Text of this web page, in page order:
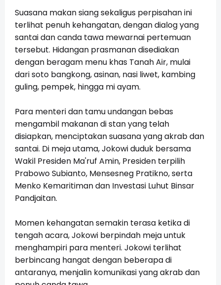
Suasana makan siang sekaligus perpisahan ini
terlihat penuh kehangatan, dengan dialog yang
santai dan canda tawa mewarnai pertemuan
tersebut. Hidangan prasmanan disediakan
dengan beragam menu khas Tanah Air, mulai
dari soto bangkong, asinan, nasi liwet, kambing
guling, pempek, hingga mi ayam.
Para menteri dan tamu undangan bebas
mengambil makanan di stan yang telah
disiapkan, menciptakan suasana yang akrab dan
santai. Di meja utama, Jokowi duduk bersama
Wakil Presiden Ma'ruf Amin, Presiden terpilih
Prabowo Subianto, Mensesneg Pratikno, serta
Menko Kemaritiman dan Investasi Luhut Binsar
Pandjaitan.
Momen kehangatan semakin terasa ketika di
tengah acara, Jokowi berpindah meja untuk
menghampiri para menteri. Jokowi terlihat
berbincang hangat dengan beberapa di
antaranya, menjalin komunikasi yang akrab dan